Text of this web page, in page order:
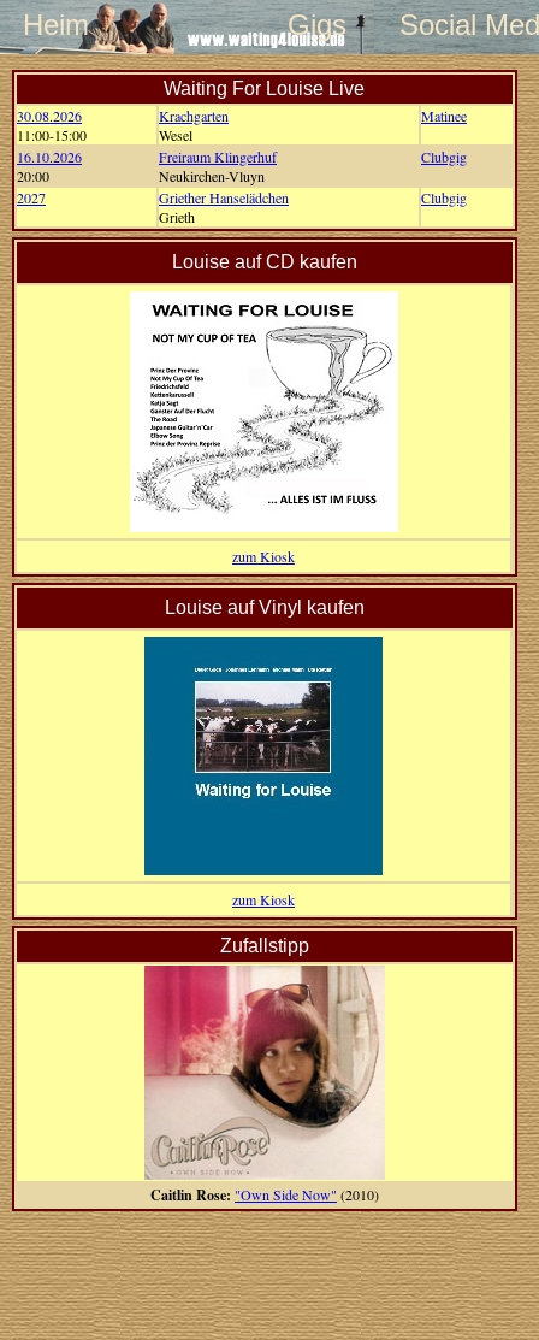
Heim Gigs Social
Waiting For Louise Live
30.08.2026
11:00-15:00
Krachgarten
Wesel
Matinee
16.10.2026
20:00
Freiraum Klingerhuf
Neukirchen-Vluyn
Clubgig
2027
Griether Hanselädchen
Grieth
Clubgig
Louise auf CD kaufen
zum Kiosk
Louise auf Vinyl kaufen
zum Kiosk
Zufallstipp
Caitlin Rose: "Own Side Now" (2010)